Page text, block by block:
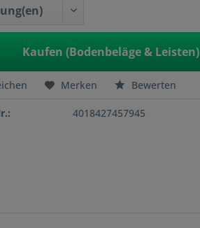
Kaufen (Bodenbeläge & Leisten)
Merken Bewerten
4018427457945